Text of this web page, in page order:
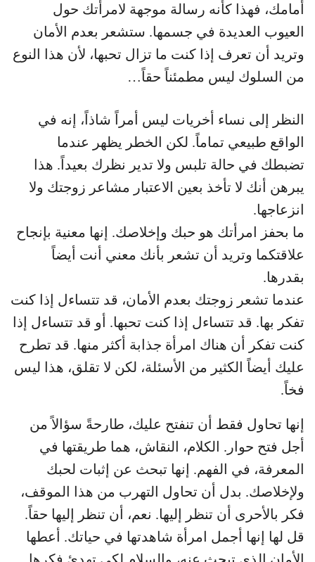
أمامك، فهذا كأنه رسالة موجهة لامرأتك حول
العيوب العديدة في جسمها. ستشعر بعدم الأمان
وتريد أن تعرف إذا كنت ما تزال تحبها، لأن هذا النوع
من السلوك ليس مطمئناً حقاً…
النظر إلى نساء أخريات ليس أمراً شاذاً، إنه في
الواقع طبيعي تماماً. لكن الخطر يظهر عندما
تضبطك في حالة تلبس ولا تدير نظرك بعيداً. هذا
يبرهن أنك لا تأخذ بعين الاعتبار مشاعر زوجتك ولا
انزعاجها.
ما بحفز امرأتك هو حبك وإخلاصك. إنها معنية بإنجاح
علاقتكما وتريد أن تشعر بأنك معني أنت أيضاً
بقدرها.
عندما تشعر زوجتك بعدم الأمان، قد تتساءل إذا كنت
تفكر بها. قد تتساءل إذا كنت تحبها. أو قد تتساءل إذا
كنت تفكر أن هناك امرأة جذابة أكثر منها. قد تطرح
عليك أيضاً الكثير من الأسئلة، لكن لا تقلق، هذا ليس
فخاً.
إنها تحاول فقط أن تنفتح عليك، طارحةً سؤالاً من
أجل فتح حوار. الكلام، النقاش، هما طريقتها في
المعرفة، في الفهم. إنها تبحث عن إثبات لحبك
ولإخلاصك. بدل أن تحاول التهرب من هذا الموقف،
فكر بالأحرى أن تنظر إليها. نعم، أن تنظر إليها حقاً.
قل لها إنها أجمل امرأة شاهدتها في حياتك. أعطها
الأمان الذي تبحث عنه، والسلام لكي تهدئ فكرها